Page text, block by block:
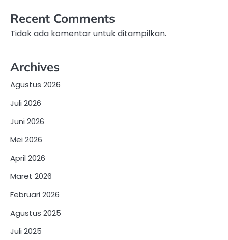
Recent Comments
Tidak ada komentar untuk ditampilkan.
Archives
Agustus 2026
Juli 2026
Juni 2026
Mei 2026
April 2026
Maret 2026
Februari 2026
Agustus 2025
Juli 2025